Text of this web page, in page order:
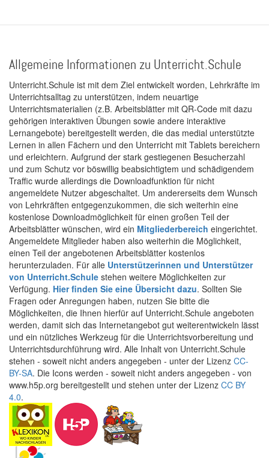
Allgemeine Informationen zu Unterricht.Schule
Unterricht.Schule ist mit dem Ziel entwickelt worden, Lehrkräfte im
Unterrichtsalltag zu unterstützen, indem neuartige
Unterrichtsmaterialien (z.B. Arbeitsblätter mit QR-Code mit dazu
gehörigen interaktiven Übungen sowie andere interaktive
Lernangebote) bereitgestellt werden, die das medial unterstützte
Lernen in allen Fächern und den Unterricht mit Tablets bereichern
und erleichtern. Aufgrund der stark gestiegenen Besucherzahl
und zum Schutz vor böswillig beabsichtigtem und schädigendem
Traffic wurde allerdings die Downloadfunktion für nicht
angemeldete Nutzer abgeschaltet. Um andererseits dem Wunsch
von Lehrkräften entgegenzukommen, die sich weiterhin eine
kostenlose Downloadmöglichkeit für einen großen Teil der
Arbeitsblätter wünschen, wird ein Mitgliederbereich eingerichtet.
Angemeldete Mitglieder haben also weiterhin die Möglichkeit,
einen Teil der angebotenen Arbeitsblätter kostenlos
herunterzuladen. Für alle Unterstützerinnen und Unterstützer
von Unterricht.Schule stehen weitere Möglichkeiten zur
Verfügung. Hier finden Sie eine Übersicht dazu. Sollten Sie
Fragen oder Anregungen haben, nutzen Sie bitte die
Möglichkeiten, die Ihnen hierfür auf Unterricht.Schule angeboten
werden, damit sich das Internetangebot gut weiterentwickeln lässt
und ein nützliches Werkzeug für die Unterrichtsvorbereitung und
Unterrichtsdurchführung wird. Alle Inhalt von Unterricht.Schule
stehen - soweit nicht anders angegeben - unter der Lizenz CC-
BY-SA. Die Icons werden - soweit nicht anders angegeben - von
www.h5p.org bereitgestellt und stehen unter der Lizenz CC BY
4.0.